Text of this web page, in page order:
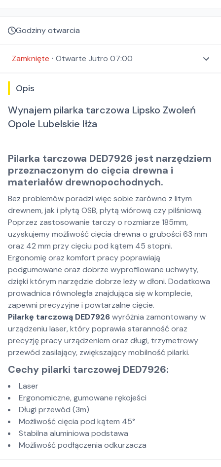
Godziny otwarcia
Zamknięte ⋅ Otwarte Jutro 07:00
Opis
Wynajem pilarka tarczowa Lipsko Zwoleń
Opole Lubelskie Iłża
Pilarka tarczowa DED7926 jest narzędziem
przeznaczonym do cięcia drewna i
materiałów drewnopochodnych.
Bez problemów poradzi więc sobie zarówno z litym
drewnem, jak i płytą OSB, płytą wiórową czy pilśniową.
Poprzez zastosowanie tarczy o rozmiarze 185mm,
uzyskujemy możliwość cięcia drewna o grubości 63 mm
oraz 42 mm przy cięciu pod kątem 45 stopni.
Ergonomię oraz komfort pracy poprawiają
podgumowane oraz dobrze wyprofilowane uchwyty,
dzięki którym narzędzie dobrze leży w dłoni. Dodatkowa
prowadnica równoległa znajdująca się w komplecie,
zapewni precyzyjne i powtarzalne cięcie.
Pilarkę tarczową DED7926wyróżnia zamontowany w
urządzeniu laser, który poprawia staranność oraz
precyzję pracy urządzeniem oraz długi, trzymetrowy
przewód zasilający, zwiększający mobilność pilarki.
Cechy pilarki tarczowej DED7926:
Laser
Ergonomiczne, gumowane rękojeści
Długi przewód (3m)
Możliwość cięcia pod kątem 45°
Stabilna aluminiowa podstawa
Możliwość podłączenia odkurzacza